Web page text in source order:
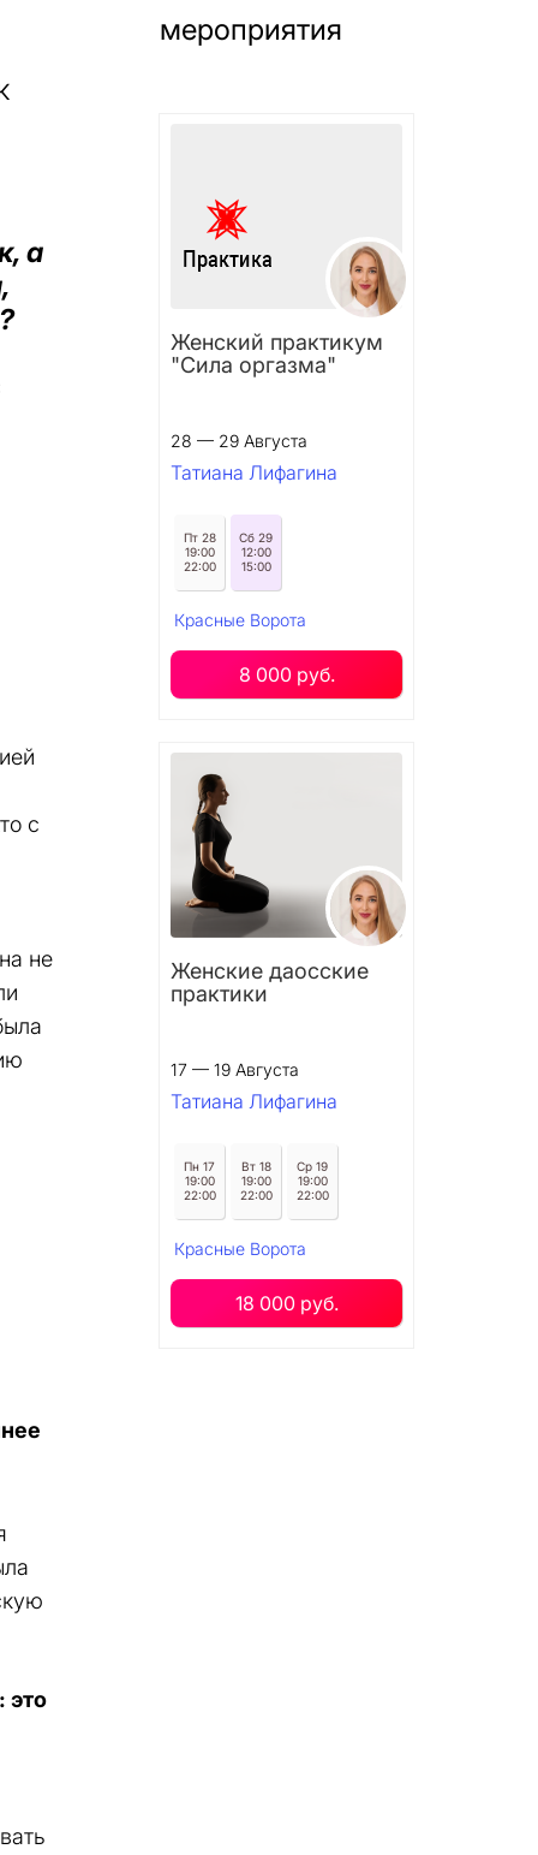
а
с
не
это
мероприятия
Женский практикум
"Сила оргазма"
28 — 29 Августа
Татиана Лифагина
Пт 28
19:00
22:00
Сб 29
12:00
15:00
Красные Ворота
8 000 руб.
Женские даосские
практики
17 — 19 Августа
Татиана Лифагина
Пн 17
19:00
22:00
Вт 18
19:00
22:00
Ср 19
19:00
22:00
Красные Ворота
18 000 руб.